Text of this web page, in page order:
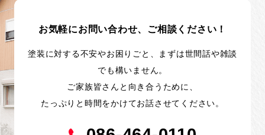
お気軽にお問い合わせ、ご相談ください！
塗装に対する不安やお困りごと、まずは世間話や雑談
でも構いません。
ご家族皆さんと向き合うために、
たっぷりと時間をかけてお話させてください。